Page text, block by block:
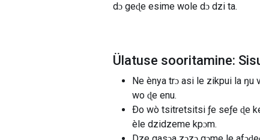
dɔ geɖe esime wole dɔ dzi ta.
Ülatuse sooritamine:
Ne ènya trɔ asi le zikpui la ŋu
wo ɖe enu.
Ðo wò tsitretsitsi ƒe seƒe ɖe
èle dzidzeme kpɔm.